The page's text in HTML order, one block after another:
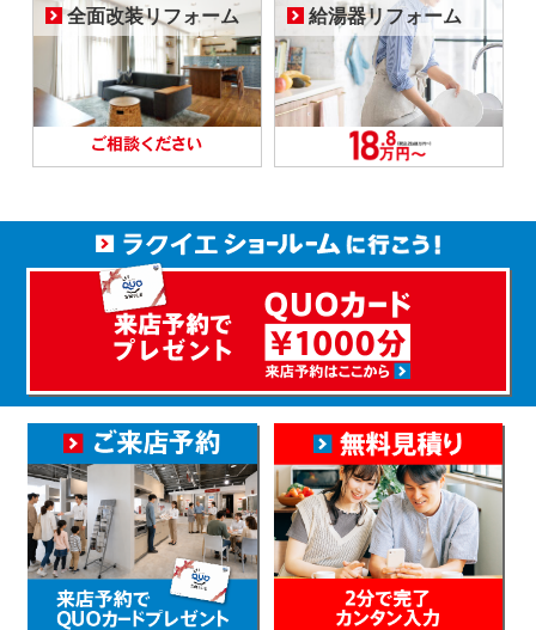
全面改装リフォーム 給湯器リフォーム